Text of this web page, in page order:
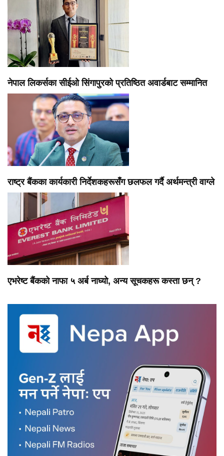
नेपाल लिकर्सका सीईओ सिंगापुरको प्रतिष्ठित अवार्डबाट सम्मानित
राष्ट्र बैंकका कार्यकारी निर्देशकहरूसँग छलफल गर्दै अर्थमन्त्री वाग्ले
एभरेष्ट बैंकको नाफा ५ अर्ब नाघ्यो, अन्य सूचकहरू कस्ता छन् ?